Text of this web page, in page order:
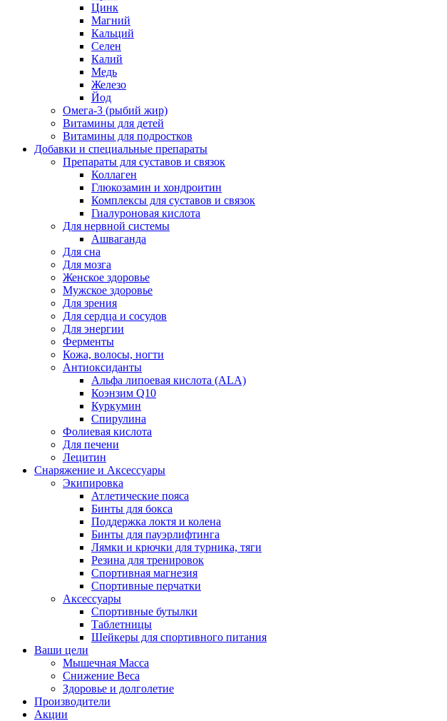
Цинк
Магний
Кальций
Селен
Калий
Медь
Железо
Йод
Омега-3 (рыбий жир)
Витамины для детей
Витамины для подростков
Добавки и специальные препараты
Препараты для суставов и связок
Коллаген
Глюкозамин и хондроитин
Комплексы для суставов и связок
Гиалуроновая кислота
Для нервной системы
Ашваганда
Для сна
Для мозга
Женское здоровье
Мужское здоровье
Для зрения
Для сердца и сосудов
Для энергии
Ферменты
Кожа, волосы, ногти
Антиоксиданты
Альфа липоевая кислота (ALA)
Коэнзим Q10
Куркумин
Спирулина
Фолиевая кислота
Для печени
Лецитин
Снаряжение и Аксессуары
Экипировка
Атлетические пояса
Бинты для бокса
Поддержка локтя и колена
Бинты для пауэрлифтинга
Лямки и крючки для турника, тяги
Резина для тренировок
Спортивная магнезия
Спортивные перчатки
Аксессуары
Спортивные бутылки
Таблетницы
Шейкеры для спортивного питания
Ваши цели
Мышечная Масса
Снижение Веса
Здоровье и долголетие
Производители
Акции